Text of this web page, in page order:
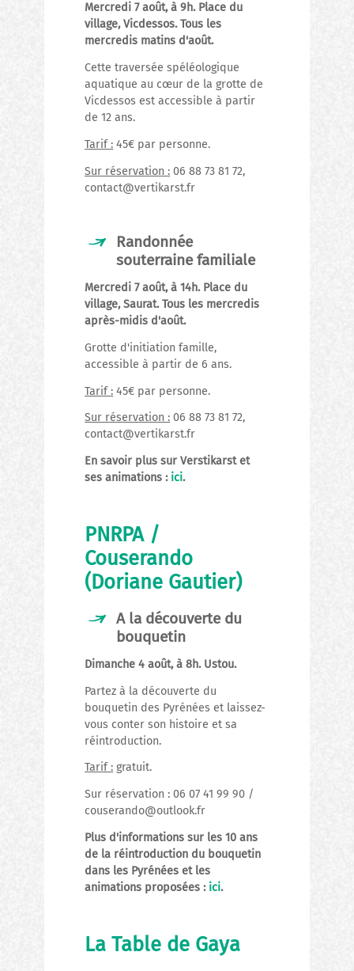
Mercredi 7 août, à 9h. Place du
village, Vicdessos. Tous les
mercredis matins d'août.
Cette traversée spéléologique
aquatique au cœur de la grotte de
Vicdessos est accessible à partir
de 12 ans.
Tarif : 45€ par personne.
Sur réservation : 06 88 73 81 72,
contact@vertikarst.fr
Randonnée
souterraine familiale
Mercredi 7 août, à 14h. Place du
village, Saurat. Tous les mercredis
après-midis d'août.
Grotte d'initiation famille,
accessible à partir de 6 ans.
Tarif : 45€ par personne.
Sur réservation : 06 88 73 81 72,
contact@vertikarst.fr
En savoir plus sur Verstikarst et
ses animations : ici.
PNRPA /
Couserando
(Doriane Gautier)
A la découverte du
bouquetin
Dimanche 4 août, à 8h. Ustou.
Partez à la découverte du
bouquetin des Pyrénées et laissez-
vous conter son histoire et sa
réintroduction.
Tarif : gratuit.
Sur réservation : 06 07 41 99 90 /
couserando@outlook.fr
Plus d'informations sur les 10 ans
de la réintroduction du bouquetin
dans les Pyrénées et les
animations proposées : ici.
La Table de Gaya